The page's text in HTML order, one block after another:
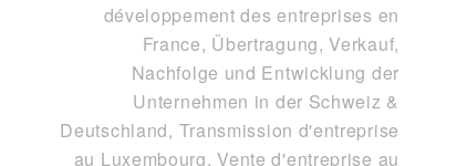
développement des entreprises en
France, Übertragung, Verkauf,
Nachfolge und Entwicklung der
Unternehmen in der Schweiz &
Deutschland, Transmission d'entreprise
au Luxembourg, Vente d'entreprise au